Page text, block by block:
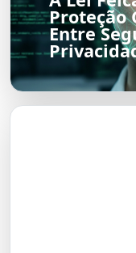
Proteção
Entre